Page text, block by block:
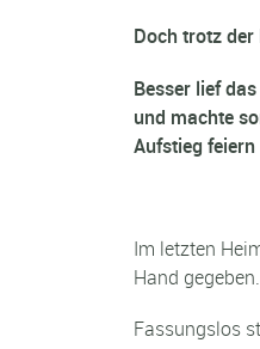
Doch trotz
Besser lief
und machte
Aufstieg feiern
Im letzten
Hand gegeben.
Fassungslos